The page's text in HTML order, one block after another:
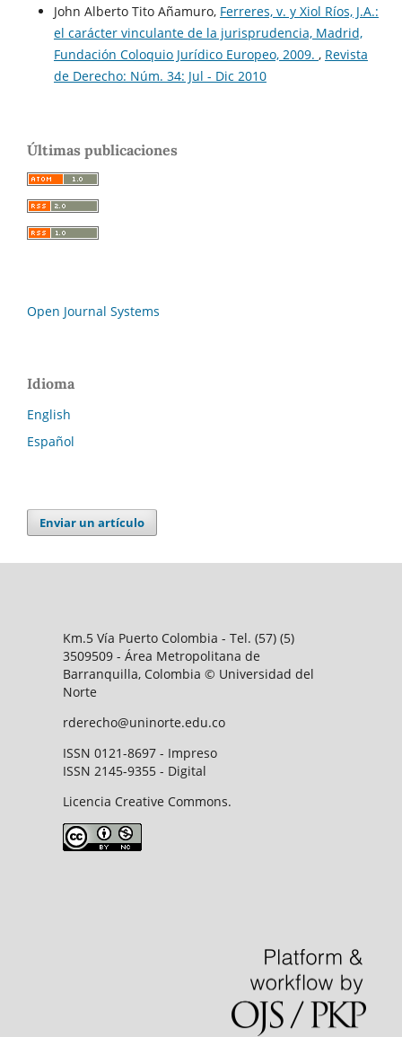
John Alberto Tito Añamuro, Ferreres, v. y Xiol Ríos, J.A.:
el carácter vinculante de la jurisprudencia, Madrid,
Fundación Coloquio Jurídico Europeo, 2009. , Revista
de Derecho: Núm. 34: Jul - Dic 2010
Últimas publicaciones
Open Journal Systems
Idioma
English
Español
Enviar un artículo
Km.5 Vía Puerto Colombia - Tel. (57) (5)
3509509 - Área Metropolitana de
Barranquilla, Colombia © Universidad del
Norte
rderecho@uninorte.edu.co
ISSN 0121-8697 - Impreso
ISSN 2145-9355 - Digital
Licencia Creative Commons.